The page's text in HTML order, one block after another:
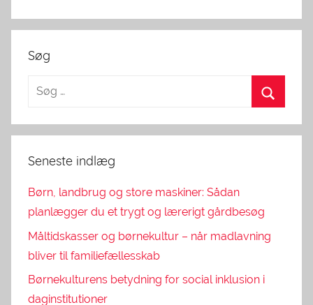
Søg
Seneste indlæg
Børn, landbrug og store maskiner: Sådan
planlægger du et trygt og lærerigt gårdbesøg
Måltidskasser og børnekultur – når madlavning
bliver til familiefællesskab
Børnekulturens betydning for social inklusion i
daginstitutioner